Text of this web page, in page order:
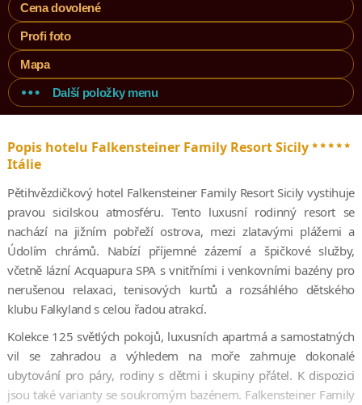
Cena dovolené
Profi foto
Mapa
Další položky menu
Popis hotelu Falkensteiner Family Resort Sicily*****
Itálie
Pětihvězdičkový hotel Falkensteiner Family Resort Sicily vystihuje
pravou sicilskou atmosféru. Tento luxusní rodinný resort se
nachází na jižním pobřeží ostrova, mezi zlatavými plážemi a
Údolím chrámů. Nabízí příjemné zázemí a špičkové služby,
včetně lázní Acquapura SPA s vnitřními i venkovními bazény pro
nerušenou relaxaci, tenisových kurtů a rozsáhlého dětského
klubu Falkyland s celou řadou atrakcí.
Kolekce 125 světlých pokojů, luxusních apartmá a samostatných
vil se zahradou a výhledem na moře zahrnuje dokonalé
ubytování pro páry, rodiny s dětmi i skupiny přátel. K dispozici
jsou také varianty se soukromým bazénem. Falkensteiner Family